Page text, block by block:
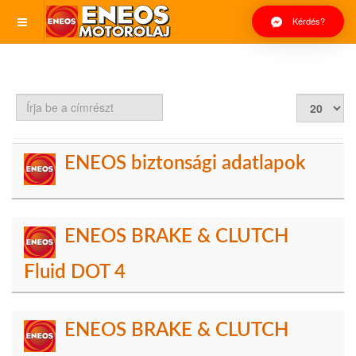
Kérdés?
Írja
a
ENEOS biztonsági adatlapok
ENEOS BRAKE & CLUTCH
Fluid DOT 4
ENEOS BRAKE & CLUTCH